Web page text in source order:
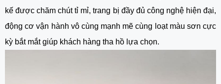
kế được chăm chút tỉ mỉ, trang bị đầy đủ công nghệ hiện đại,
động cơ vận hành vô cùng mạnh mẽ cùng loạt màu sơn cực
kỳ bắt mắt giúp khách hàng tha hồ lựa chọn.